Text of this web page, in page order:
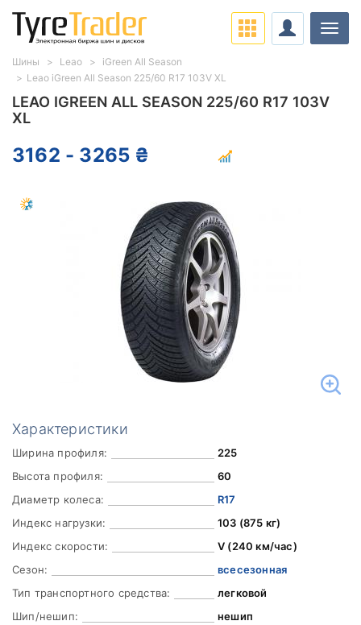
LEAO IGREEN ALL SEASON 225/60 R17 103V
XL
3162 - 3265 ₴
Характеристики
Ширина профиля:
225
Высота профиля:
60
Диаметр колеса:
R17
Индекс нагрузки:
103 (875 кг)
Индекс скорости:
V (240 км/час)
Сезон:
всесезонная
Тип транспортного средства:
легковой
Шип/нешип:
нешип
Шины Leao
iGreen All Season
Leao iGreen All Season 225/60 R17 103V XL